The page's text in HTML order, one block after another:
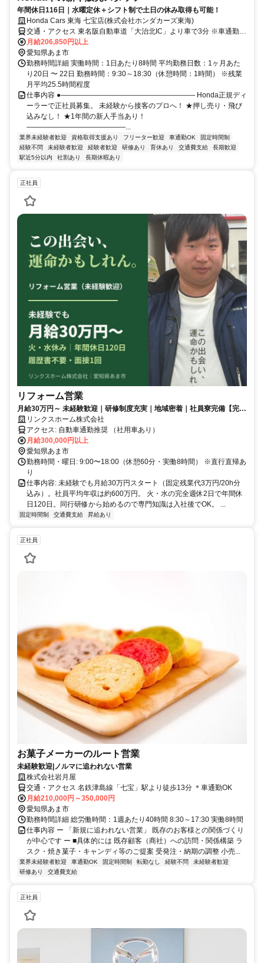
年間休日116日｜水曜定休＋シフト制で土日の休み取得も可能！
Honda Cars 東海 七宝店(株式会社ホンダカーズ東海)
交通・アクセス 東名阪自動車道「大治北IC」より車で3分 ※車通勤
OK（駐車場完備）
月給206,850円以上
愛知県あま市
勤務時間詳細 実働時間：1日あたり8時間 平均勤務日数：1ヶ月あた
り20日 〜 22日 勤務時間：9:30～18:30（休憩時間：1時間） ※残業
月平均25.5時間程度
仕事内容 ●――――――――――――――――――― Honda正規ディ
ーラーで正社員募集。 未経験から接客のプロへ！ ★押し売り・飛び
込みなし！ ★1年間の新人手当あり！
――――――――――――――...
業界未経験者歓迎 資格取得支援あり フリーター歓迎 車通勤OK
固定時間制
経験不問
未経験者歓迎 経験者歓迎 研修あり 育休あり 交通費支給
長期歓迎
駅近5分以内
社割あり 長期休暇あり
正社員
リフォーム営業
月給30万円～ 未経験歓迎｜研修制度充実｜地域密着｜社員寮完備【完全
週休2日制(火水)・年間休日120日】住宅メンテナンス提案営業／
リンクスホーム株式会社
アクセス: 自動車通勤推奨 （社用車あり）
月給300,000円以上
愛知県あま市
勤務時間・曜日: 9:00〜18:00（休憩60分・実働8時間） ※直行直帰あ
り
仕事内容: 未経験でも月給30万円スタート（固定残業代3万円/20h分
込み）。社員平均年収は約600万円。 火・水の完全週休2日で年間休
日120日。同行研修から始めるので専門知識は入社後でOK。 ...
固定時間制 交通費支給 昇給あり
正社員
お菓子メーカーのルート営業
未経験歓迎|ノルマに追われない営業
株式会社岩月屋
交通・アクセス 名鉄津島線「七宝」駅より徒歩13分 ＊車通勤OK
月給210,000円～350,000円
愛知県あま市
勤務時間詳細 総労働時間：1週あたり40時間 8:30～17:30 実働8時間
仕事内容 ー 「新規に追われない営業」 既存のお客様との関係づくり
が中心です ー ■具体的には 既存顧客（商社）への訪問・関係構築 ラ
スク・焼き菓子・キャンディ等のご提案 受発注・納期の調整 小売...
業界未経験者歓迎 車通勤OK 固定時間制 転勤なし 経験不問
未経験者歓迎
研修あり
交通費支給
正社員